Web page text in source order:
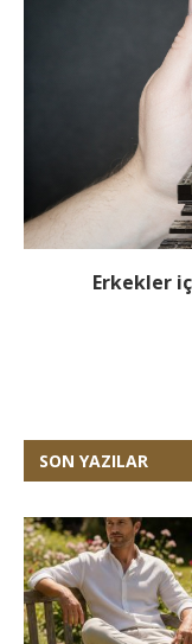
Erkekler
SON YAZILAR